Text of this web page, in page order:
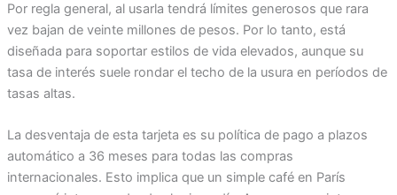
Por regla general, al usarla tendrá límites generosos que rara
vez bajan de veinte millones de pesos. Por lo tanto, está
diseñada para soportar estilos de vida elevados, aunque su
tasa de interés suele rondar el techo de la usura en períodos de
tasas altas.
La desventaja de esta tarjeta es su política de pago a plazos
automático a 36 meses para todas las compras
internacionales. Esto implica que un simple café en París